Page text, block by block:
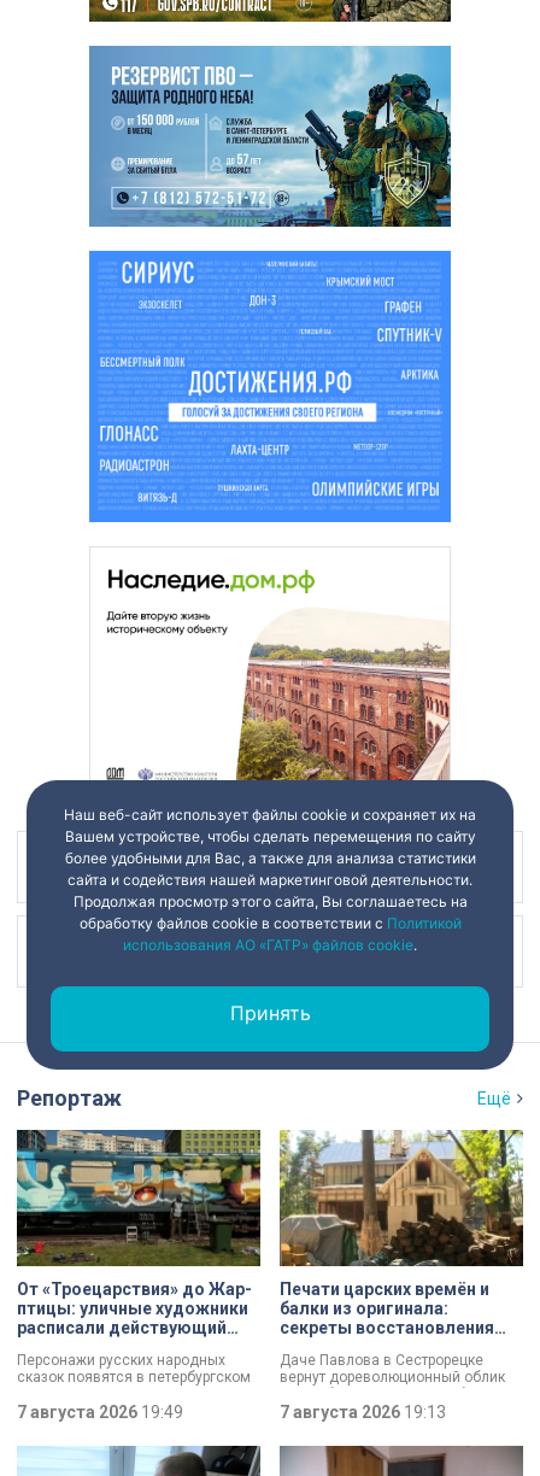
Наш канал в
Наш канал в
Репортаж Ещё
От «Троецарствия» до Жар-
птицы: уличные художники
расписали действующий
Персонажи русских народных
сказок появятся в петербургском
«Выборгское» завершился
уличных художников страны — от
Краснодара до Владивостока.
7 августа 2026 19:49
Печати царских времён и
балки из оригинала:
секреты восстановления
Даче Павлова в Сестрорецке
вернут дореволюционный облик
метр». Это льготная арендная
инвестора сразу после того, как он
отреставрирует объект за свой
7 августа 2026 19:13
Наш веб-сайт использует файлы cookie и сохраняет их на
Вашем устройстве, чтобы сделать перемещения по сайту
более удобными для Вас, а также для анализа статистики
сайта и содействия нашей маркетинговой деятельности.
Продолжая просмотр этого сайта, Вы соглашаетесь на
обработку файлов cookie в соответствии с Политикой
использования АО «ГАТР» файлов cookie.
Принять